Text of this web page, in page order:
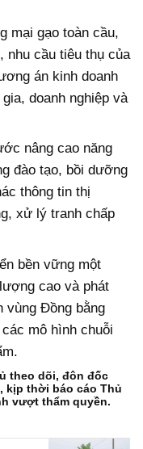
mại gạo toàn cầu,
nhu cầu tiêu thụ của
án kinh doanh
doanh nghiệp và
nâng cao năng
đào tạo, bồi dưỡng
thông tin thị
xử lý tranh chấp
bền vững một
cao và phát
vùng Đồng bằng
mô hình chuỗi
theo dõi, đôn đốc
kịp thời báo cáo Thủ
vượt thẩm quyền.